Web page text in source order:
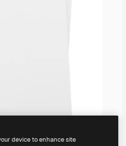
device to enhance site